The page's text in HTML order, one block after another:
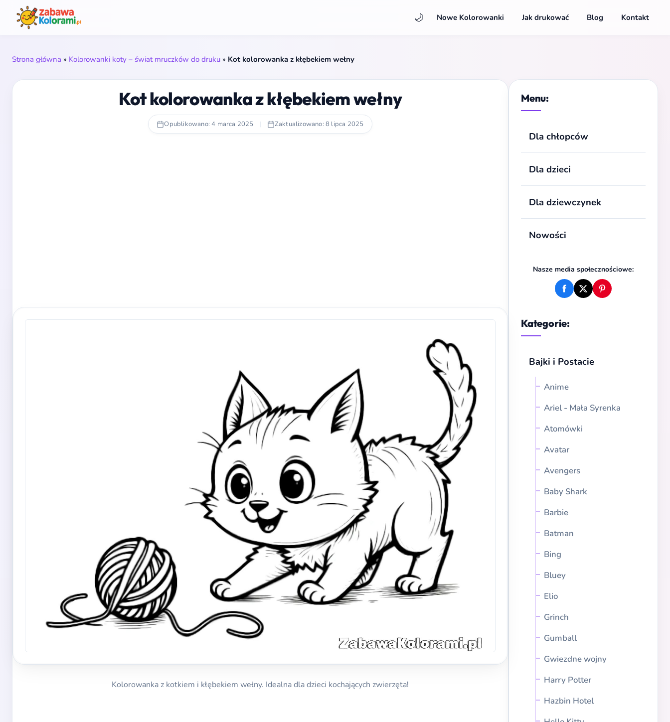
🌙 Nowe Kolorowanki Jak drukować Blog Kontakt
Strona główna » Kolorowanki koty – świat mruczków do druku » Kot kolorowanka z kłębekiem wełny
Menu:
Dla chłopców
Dla dzieci
Dla dziewczynek
Nowości
Nasze media społecznościowe:
Kategorie:
Bajki i Postacie
Anime
Ariel - Mała Syrenka
Atomówki
Avatar
Avengers
Baby Shark
Barbie
Batman
Bing
Bluey
Elio
Grinch
Gumball
Gwiezdne wojny
Harry Potter
Hazbin Hotel
Kot kolorowanka z kłębekiem wełny
Opublikowano: 4 marca 2025 | Zaktualizowano: 8 lipca 2025
Kolorowanka z kotkiem i kłębekiem wełny. Idealna dla dzieci kochających zwierzęta!